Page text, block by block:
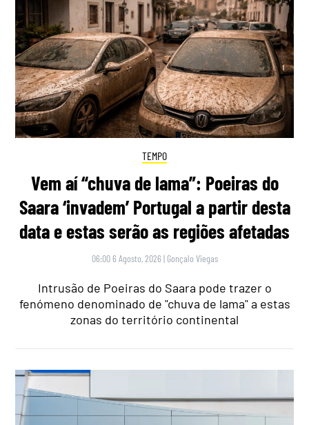
TEMPO
Vem aí “chuva de lama”: Poeiras do
Saara ‘invadem’ Portugal a partir desta
data e estas serão as regiões afetadas
06:00 6 Agosto, 2026 | Gonçalo Viegas
Intrusão de Poeiras do Saara pode trazer o
fenómeno denominado de "chuva de lama" a estas
zonas do território continental